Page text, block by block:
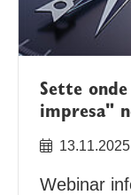
Sette
impresa"
13.11.2025
Webinar